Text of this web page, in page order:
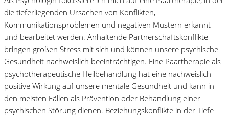
die tieferliegenden Ursachen von Konflikten,
Kommunikationsproblemen und negativen Mustern erkannt
und bearbeitet werden. Anhaltende Partnerschaftskonflikte
bringen großen Stress mit sich und können unsere psychische
Gesundheit nachweislich beeinträchtigen. Eine Paartherapie als
psychotherapeutische Heilbehandlung hat eine nachweislich
positive Wirkung auf unsere mentale Gesundheit und kann in
den meisten Fällen als Prävention oder Behandlung einer
psychischen Störung dienen. Beziehungskonflikte in der Tiefe